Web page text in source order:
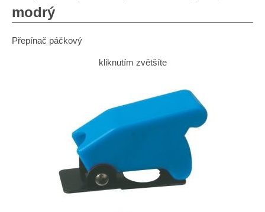
modrý
Přepínač páčkový
kliknutím zvětšíte